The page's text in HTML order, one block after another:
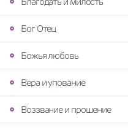
Бог Отец
Божья любовь
Вера и упование
Воззвание и прошение